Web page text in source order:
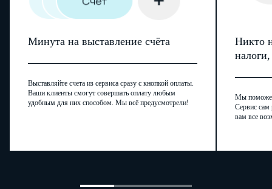
Минута на выставление счёта
Выставляйте счета из сервиса сразу с кнопкой оплаты.
Ваши клиенты смогут совершать оплату любым
удобным для них способом. Мы всё предусмотрели!
Никто
Мы
Сервис сам
вам все